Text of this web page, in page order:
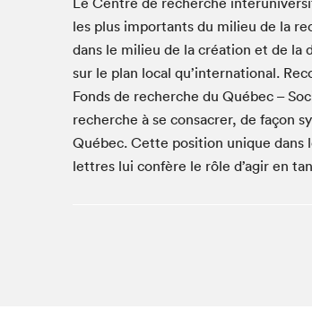
Café La Presse
Espace Côte-des-Neiges
Espace Zines
La lecture en cadeau
Le grand jeu de lecture à voix haute
de Montréal
Lettres québécoises au Salon
les plus importants du milieu de la
dans le milieu de la création et de la
sur le plan local qu’international.
Fonds de recherche du Québec –
recherche à se consacrer, de façon
Québec. Cette position unique dans
lettres lui confère le rôle d’agir en